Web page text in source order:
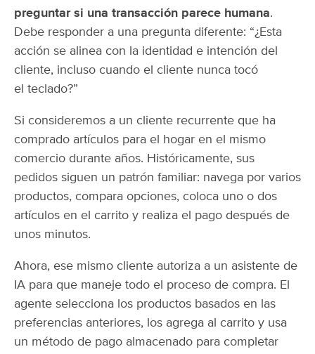
preguntar si una transacción parece humana.
Debe responder a una pregunta diferente: “¿Esta
acción se alinea con la identidad e intención del
cliente, incluso cuando el cliente nunca tocó
el teclado?”
Si consideremos a un cliente recurrente que ha
comprado artículos para el hogar en el mismo
comercio durante años. Históricamente, sus
pedidos siguen un patrón familiar: navega por varios
productos, compara opciones, coloca uno o dos
artículos en el carrito y realiza el pago después de
unos minutos.
Ahora, ese mismo cliente autoriza a un asistente de
IA para que maneje todo el proceso de compra. El
agente selecciona los productos basados en las
preferencias anteriores, los agrega al carrito y usa
un método de pago almacenado para completar